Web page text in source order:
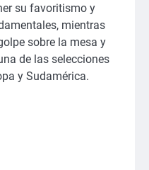
su favoritismo y
mientras
sobre la mesa y
de las selecciones
y Sudamérica.